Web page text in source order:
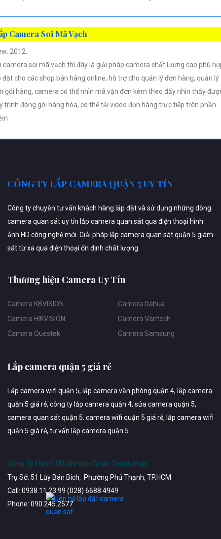
Camera Soi Mã Vạch
2012.
camera soi mã vạch thì đây là giải pháp camera chất lượng cao phù
đặt cho các shop bán hàng online, hỗ trợ cho quản lý đơn hàng, quản lý
gói hàng, camera có thể nhìn mã vận đơn kèm theo đấy nhìn thấy
trình đóng gói hàng hóa, có thể tải video đơn hàng trực tiếp trên phần
CÔNG TY LẮP CAMERA QUẬN 5 UY TÍN
Công ty chuyên tư vấn khách hàng lắp đặt và sử dụng những dòng
camera quan sát uy tín lắp camera quan sát qua điện thoại hình
ảnh HD công nghệ mới. Giải pháp lắp camera quan sát quận 5 giám
sát từ xa qua điện thoại ổn định chất lượng
Thương hiệu Camera Uy Tín
Camera KBVISION
Camera HIKVISION
Camera Questek
Camera Dahua
Camera Vantech
Camera Samsung
Lắp camera quận 5 giá rẻ
Lắp camera wifi quận 5, lắp camera văn phòng quận 4, lắp camera
quận 5 giá rẻ, công ty lắp camera quận 4, sửa camera quận 5,
camera quan sát quận 5. camera wifi quận 5 giá rẻ, lắp camera wifi
quận 5 giá rẻ, tư vấn lắp camera quận 5
Công Ty TNHH TM-DV Đầu Tư An Thành Phát
Trụ Sở: 51 Lũy Bán Bích, Phường Phú Thạnh, TP.HCM
Call: 0938.11.23.99 (028) 6688.4949
Phone: 090.245.2577